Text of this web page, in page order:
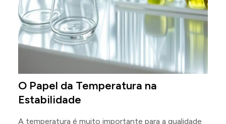
O Papel da Temperatura na
Estabilidade
A temperatura é muito importante para a qualidade